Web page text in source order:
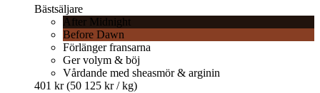
Bästsäljare
After Midnight
Before Dawn
Förlänger fransarna
Ger volym & böj
Vårdande med sheasmör & arginin
401 kr (50 125 kr / kg)